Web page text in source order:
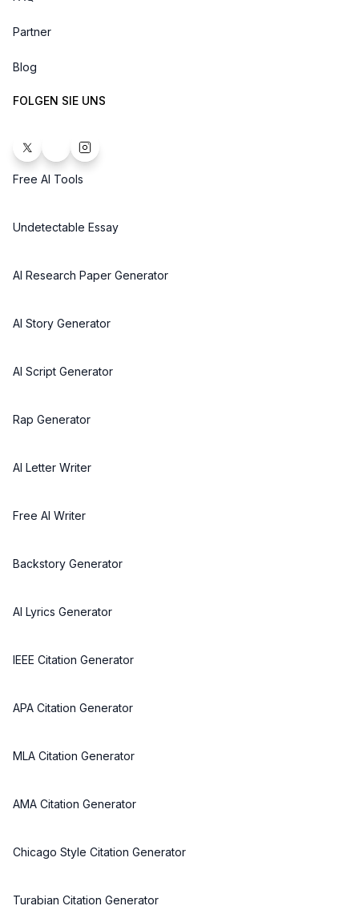
Partner
Blog
FOLGEN SIE UNS
Free AI Tools
Undetectable Essay
AI Research Paper Generator
AI Story Generator
AI Script Generator
Rap Generator
AI Letter Writer
Free AI Writer
Backstory Generator
AI Lyrics Generator
IEEE Citation Generator
APA Citation Generator
MLA Citation Generator
AMA Citation Generator
Chicago Style Citation Generator
Turabian Citation Generator